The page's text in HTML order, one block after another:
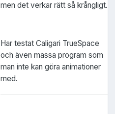
men det verkar rätt så krångligt.
Har testat Caligari TrueSpace
och även massa program som
man inte kan göra animationer
med.